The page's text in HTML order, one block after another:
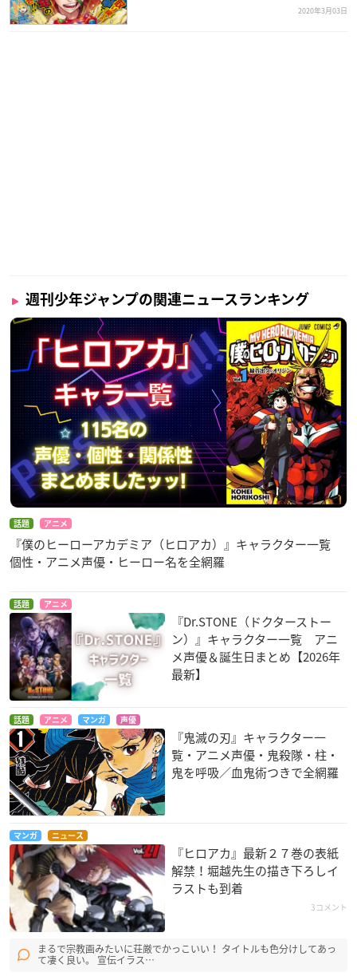
2020年3月03日
週刊少年ジャンプの関連ニュースランキング
話題 アニメ
『僕のヒーローアカデミア（ヒロアカ）』キャラクター一覧
個性・アニメ声優・ヒーロー名を全網羅
話題 アニメ
『Dr.STONE（ドクターストー
ン）』キャラクター一覧 アニ
メ声優＆誕生日まとめ【2026年
最新】
話題 アニメ マンガ 声優
『鬼滅の刃』キャラクター一
覧・アニメ声優・鬼殺隊・柱・
鬼を呼吸／血鬼術つきで全網羅
マンガ ニュース
『ヒロアカ』最新２７巻の表紙
解禁！堀越先生の描き下ろしイ
ラストも到着
3コメント
まるで宗教画みたいに荘厳でかっこいい！ タイトルも色分けしてあっ
て凄く良い。 宣伝イラス…